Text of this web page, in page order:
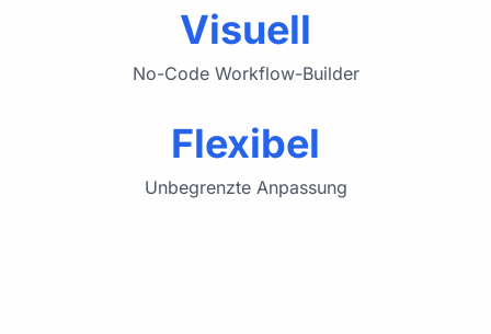
Visuell
No-Code Workflow-Builder
Flexibel
Unbegrenzte Anpassung